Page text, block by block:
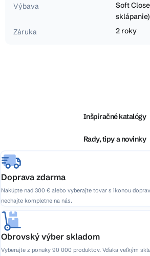
Výbava
Soft
sklápanie)
Záruka
2 roky
e
Inšpiračné katalógy
Rady, tipy a novinky
Doprava zdarma
Nakúpte nad 300 € alebo vyberajte tovar s ikonou
nechajte kompletne na nás.
Obrovský výber skladom
Vyberajte z ponuky 90 000 produktov. Vďaka veľkým